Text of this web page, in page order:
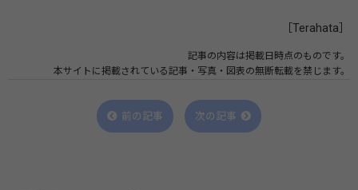
［Terahata］
記事の内容は掲載日時点のものです。
本サイトに掲載されている記事・写真・図表の無断転載を禁じます。
前の記事 次の記事